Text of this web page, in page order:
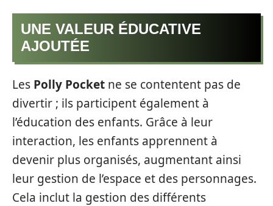
UNE VALEUR ÉDUCATIVE
AJOUTÉE
Les Polly Pocket ne se contentent pas de
divertir ; ils participent également à
l’éducation des enfants. Grâce à leur
interaction, les enfants apprennent à
devenir plus organisés, augmentant ainsi
leur gestion de l’espace et des personnages.
Cela inclut la gestion des différents